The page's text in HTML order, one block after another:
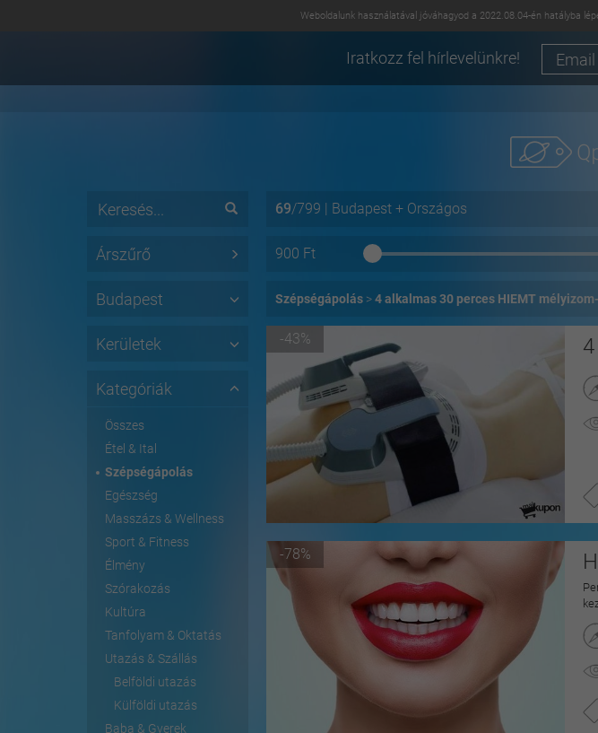
Weboldalunk használatával jóváhagyod a 2022.08.04-én hatályba
Iratkozz fel hírlevelünkre!
Árszűrő
Budapest
Kerületek
Kategóriák
Összes
Étel & Ital
Szépségápolás
Egészség
Masszázs & Wellness
Sport & Fitness
Élmény
Szórakozás
Kultúra
Tanfolyam & Oktatás
Utazás & Szállás
Belföldi utazás
Külföldi utazás
Baba & Gyerek
69/799 | Budapest + Országos
900 Ft
Szépségápolás 4 alkalmas 30 perces HIEMT
-43%
-78%